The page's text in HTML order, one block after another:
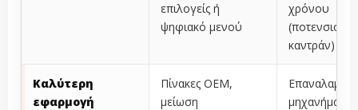
επιλογείς ή
ψηφιακό μενού
χρόνου
καντράν)
Καλύτερη
εφαρμογή
Πίνακες OEM,
μείωση
μηχανήματα,